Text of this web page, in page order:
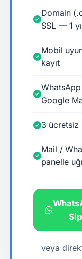
Domain
SSL — 1
Mobil
kayıt
Google
3 ücretsiz
Mail /
panelle
veya